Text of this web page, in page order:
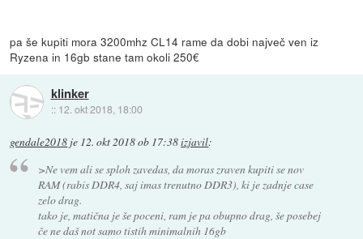
pa še kupiti mora 3200mhz CL14 rame da dobi največ ven iz
Ryzena in 16gb stane tam okoli 250€
klinker
:: 12. okt 2018, 18:00
gendale2018 je 12. okt 2018 ob 17:38izjavil:
>Ne vem ali se sploh zavedas, da moras zraven kupiti se nov
RAM (rabis DDR4, saj imas trenutno DDR3), ki je zadnje case
zelo drag.
tako je, matična je še poceni, ram je pa obupno drag, še posebej
če ne daš not samo tistih minimalnih 16gb